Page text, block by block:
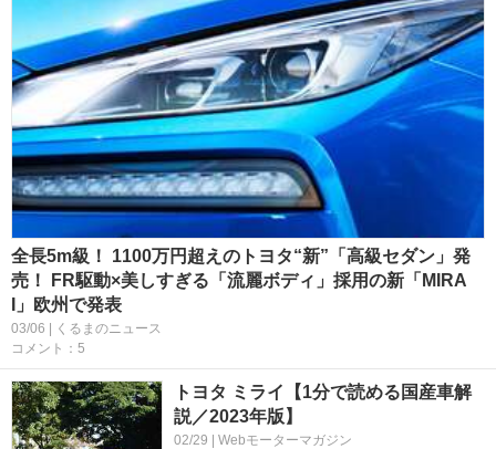
全長5m級！ 1100万円超えのトヨタ“新”「高級セダン」発
売！ FR駆動×美しすぎる「流麗ボディ」採用の新「MIRA
I」欧州で発表
03/06 | くるまのニュース
コメント：5
トヨタ ミライ【1分で読める国産車解
説／2023年版】
02/29 | Webモーターマガジン